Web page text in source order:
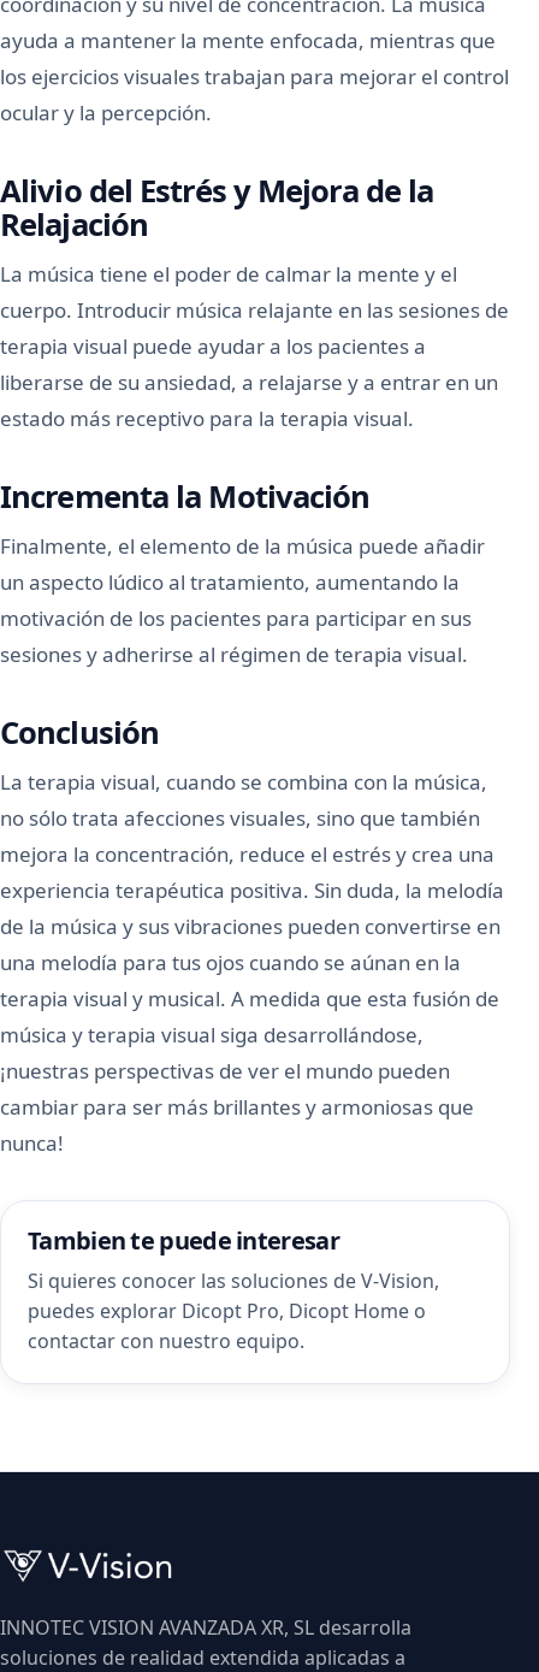
ayuda a mantener la mente enfocada, mientras que
los ejercicios visuales trabajan para mejorar el control
ocular y la percepción.
Alivio del Estrés y Mejora de la
Relajación
La música tiene el poder de calmar la mente y el
cuerpo. Introducir música relajante en las sesiones de
terapia visual puede ayudar a los pacientes a
liberarse de su ansiedad, a relajarse y a entrar en un
estado más receptivo para la terapia visual.
Incrementa la Motivación
Finalmente, el elemento de la música puede añadir
un aspecto lúdico al tratamiento, aumentando la
motivación de los pacientes para participar en sus
sesiones y adherirse al régimen de terapia visual.
Conclusión
La terapia visual, cuando se combina con la música,
no sólo trata afecciones visuales, sino que también
mejora la concentración, reduce el estrés y crea una
experiencia terapéutica positiva. Sin duda, la melodía
de la música y sus vibraciones pueden convertirse en
una melodía para tus ojos cuando se aúnan en la
terapia visual y musical. A medida que esta fusión de
música y terapia visual siga desarrollándose,
¡nuestras perspectivas de ver el mundo pueden
cambiar para ser más brillantes y armoniosas que
nunca!
Tambien te puede interesar
Si quieres conocer las soluciones de V-Vision,
puedes explorar Dicopt Pro, Dicopt Home o
contactar con nuestro equipo.
INNOTEC VISION AVANZADA XR, SL desarrolla
soluciones de realidad extendida aplicadas a